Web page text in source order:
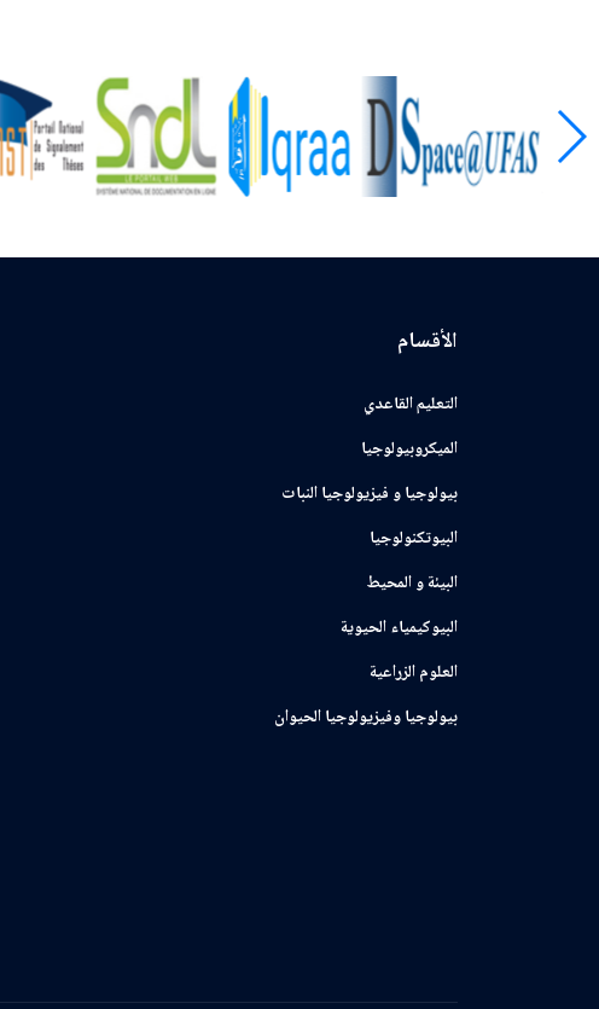
الأقسام
التعليم القاعدي
الميكروبيولوجيا
بيولوجيا و فيزيولوجيا النبات
البيوتكنولوجيا
البيئة و المحيط
البيوكيمياء الحيوية
العلوم الزراعية
بيولوجيا وفيزيولوجيا الحيوان